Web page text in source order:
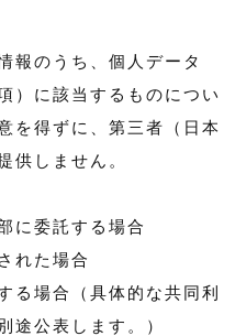
報のうち、個人データ
）に該当するものについ
を得ずに、第三者（日本
供しません。
に委託する場合
れた場合
る場合（具体的な共同利
途公表します。）